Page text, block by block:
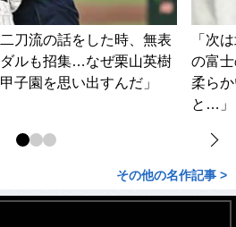
刀流の話をした時、無表
ルも招集…なぜ栗山英樹
子園を思い出すんだ」
「次
の富
柔ら
と…」
その他の名作記事 >